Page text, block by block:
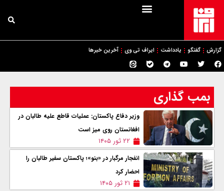
گزارش گفتگو یادداشت ایراف تی وی آخرین خبرها
بمب گذاری
وزیر دفاع پاکستان: عملیات قاطع علیه طالبان در
افغانستان روی میز است
۲۲ ثور ۱۴۰۵
انفجار مرگبار در «بنو»؛ پاکستان سفیر طالبان را
احضار کرد
۲۱ ثور ۱۴۰۵